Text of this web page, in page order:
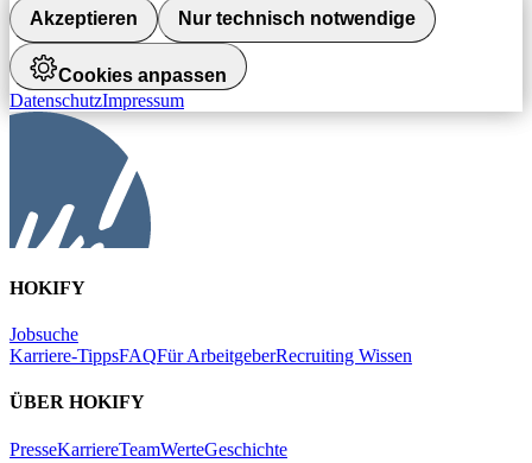
Akzeptieren Nur technisch notwendige
Cookies anpassen
DatenschutzImpressum
HOKIFY
Jobsuche
Karriere-TippsFAQFür ArbeitgeberRecruiting Wissen
ÜBER HOKIFY
PresseKarriereTeamWerteGeschichte